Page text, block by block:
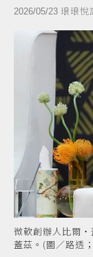
2026/05/23 琅琅悅
微軟創辦人比爾‧
蓋茲。(圖／路透